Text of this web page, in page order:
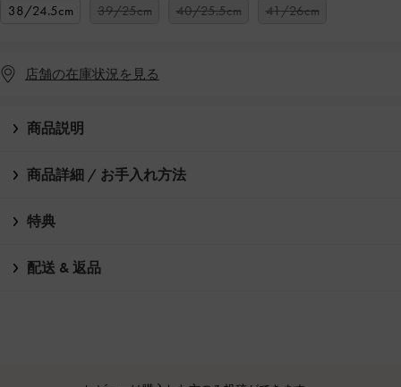
38/24.5cm 39/25cm 40/25.5cm 41/26cm
店舗の在庫状況を見る
商品説明
商品詳細 / お手入れ方法
特典
配送 & 返品